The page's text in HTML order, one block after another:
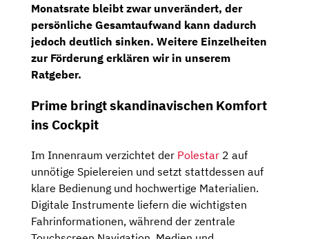
Monatsrate bleibt zwar unverändert, der
persönliche Gesamtaufwand kann dadurch
jedoch deutlich sinken. Weitere Einzelheiten
zur Förderung erklären wir in unserem
Ratgeber.
Prime bringt skandinavischen Komfort
ins Cockpit
Im Innenraum verzichtet der Polestar 2 auf
unnötige Spielereien und setzt stattdessen auf
klare Bedienung und hochwertige Materialien.
Digitale Instrumente liefern die wichtigsten
Fahrinformationen, während der zentrale